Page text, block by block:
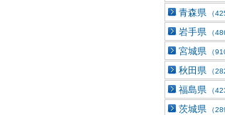
青森県 （
岩手県 （
宮城県 （
秋田県 （
福島県 （
茨城県 （